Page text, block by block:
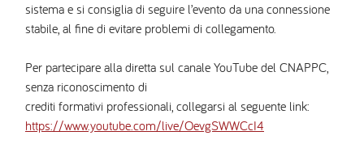
sistema e si consiglia di seguire l’evento da una connessione
stabile, al fine di evitare problemi di collegamento.
Per partecipare alla diretta sul canale YouTube del CNAPPC,
senza riconoscimento di
crediti formativi professionali, collegarsi al seguente link:
https://www.youtube.com/live/OevgSWWCcI4